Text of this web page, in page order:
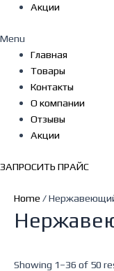
Акции
Menu
Главная
Товары
Контакты
О компании
Отзывы
Акции
ЗАПРОСИТЬ ПРАЙС
Home /
Showing 1–36 of 50